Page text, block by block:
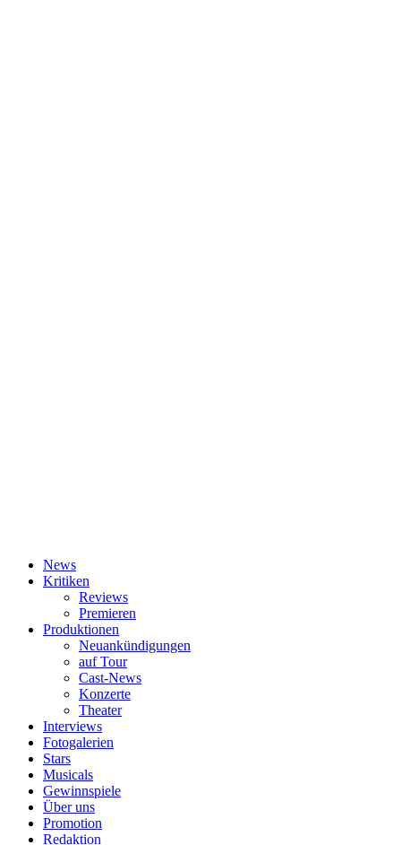
News
Kritiken
Reviews
Premieren
Produktionen
Neuankündigungen
auf Tour
Cast-News
Konzerte
Theater
Interviews
Fotogalerien
Stars
Musicals
Gewinnspiele
Über uns
Promotion
Redaktion